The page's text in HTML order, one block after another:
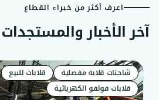
اعرف أكثر من خبراء القطاع
آخر الأخبار والمستجدات
شاحنات قلابة مفصلية
قلابات للبيع
قلابات فولفو الكهربائية